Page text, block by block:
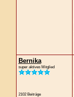
Bernika
super aktives Mitglied
2102 Beiträge